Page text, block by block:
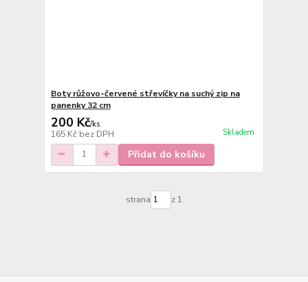
Boty růžovo-červené střevíčky na suchý zip na
panenky 32 cm
200 Kč/ks
165 Kč bez DPH Skladem
Přidat do košíku
strana z 1